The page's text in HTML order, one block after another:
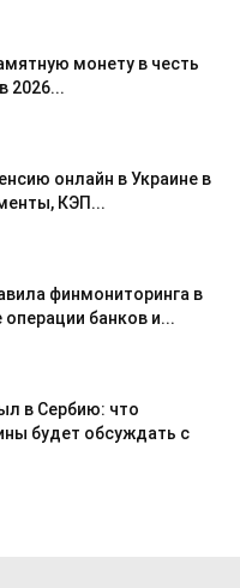
монету в честь
2026...
онлайн в Украине в
КЭП...
финмониторинга в
операции банков и...
в Сербию: что
будет обсуждать с